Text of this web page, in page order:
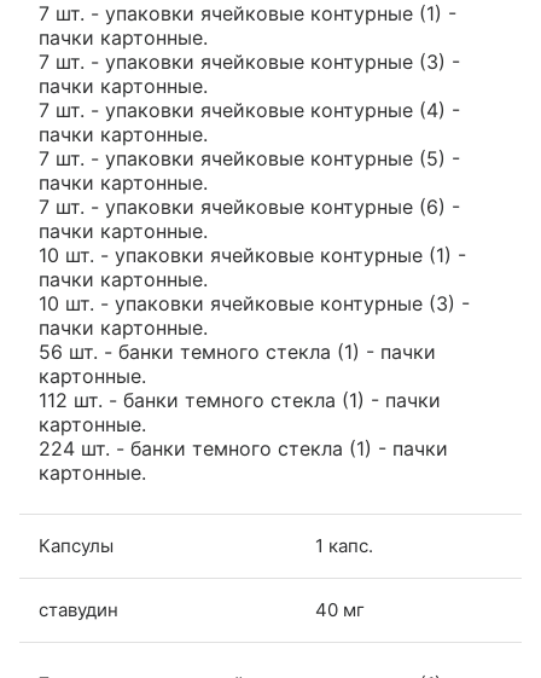
7 шт. - упаковки ячейковые контурные (1) -
пачки картонные.
7 шт. - упаковки ячейковые контурные (3) -
пачки картонные.
7 шт. - упаковки ячейковые контурные (4) -
пачки картонные.
7 шт. - упаковки ячейковые контурные (5) -
пачки картонные.
7 шт. - упаковки ячейковые контурные (6) -
пачки картонные.
10 шт. - упаковки ячейковые контурные (1) -
пачки картонные.
10 шт. - упаковки ячейковые контурные (3) -
пачки картонные.
56 шт. - банки темного стекла (1) - пачки
картонные.
112 шт. - банки темного стекла (1) - пачки
картонные.
224 шт. - банки темного стекла (1) - пачки
картонные.
Капсулы 1 капс.
ставудин 40 мг